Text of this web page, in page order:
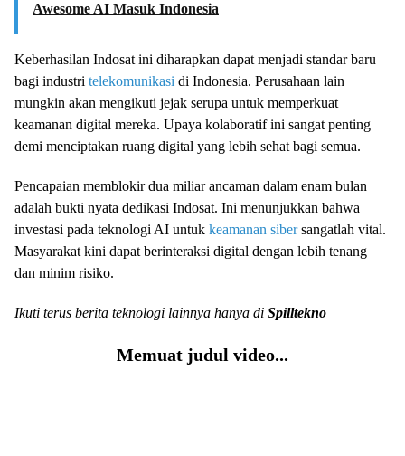
Awesome AI Masuk Indonesia
Keberhasilan Indosat ini diharapkan dapat menjadi standar baru
bagi industri telekomunikasi di Indonesia. Perusahaan lain
mungkin akan mengikuti jejak serupa untuk memperkuat
keamanan digital mereka. Upaya kolaboratif ini sangat penting
demi menciptakan ruang digital yang lebih sehat bagi semua.
Pencapaian memblokir dua miliar ancaman dalam enam bulan
adalah bukti nyata dedikasi Indosat. Ini menunjukkan bahwa
investasi pada teknologi AI untuk keamanan sibersangatlah vital.
Masyarakat kini dapat berinteraksi digital dengan lebih tenang
dan minim risiko.
Ikuti terus berita teknologi lainnya hanya di Spilltekno
Memuat judul video...